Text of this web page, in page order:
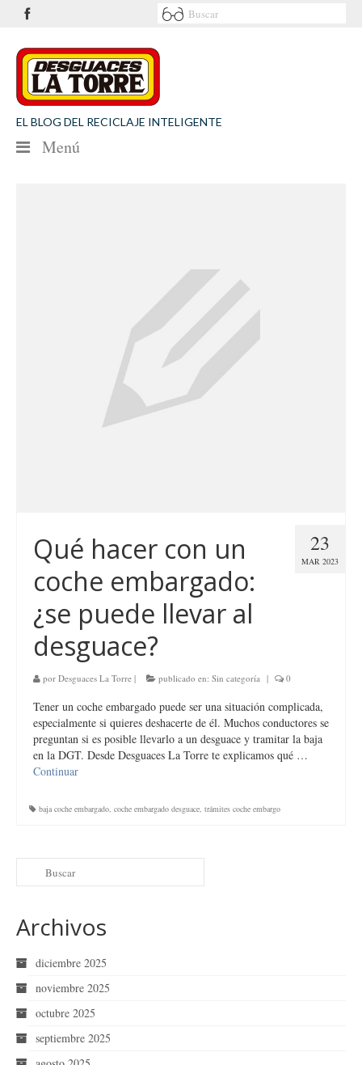
EL BLOG DEL RECICLAJE INTELIGENTE
Menú
Desguaces La Torre
23
MAR 2023
Qué hacer con un
coche embargado:
¿se puede llevar al
desguace?
por Desguaces La Torre | publicado en: Sin categoría | 0
Tener un coche embargado puede ser una situación complicada,
especialmente si quieres deshacerte de él. Muchos conductores se
preguntan si es posible llevarlo a un desguace y tramitar la baja
en la DGT. Desde Desguaces La Torre te explicamos qué …
Continuar
baja coche embargado, coche embargado desguace, trámites coche embargo
Archivos
diciembre 2025
noviembre 2025
octubre 2025
septiembre 2025